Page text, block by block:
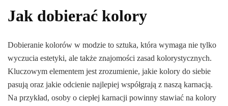
Jak dobierać kolory
Dobieranie kolorów w modzie to sztuka, która wymaga nie tylko
wyczucia estetyki, ale także znajomości zasad kolorystycznych.
Kluczowym elementem jest zrozumienie, jakie kolory do siebie
pasują oraz jakie odcienie najlepiej współgrają z naszą karnacją.
Na przykład, osoby o ciepłej karnacji powinny stawiać na kolory